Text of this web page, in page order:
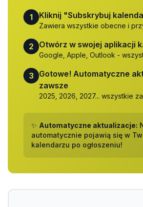
1 Kliknij "Subskrybuj
Zawiera wszystkie obecne i
2 Otwórz w swojej aplikacji
Google, Apple, Outlook -
3 Gotowe! Automatyczne
zawsze
2025, 2026, 2027... wszystkie
✨ Automatyczne aktualizacje:
automatycznie pojawią się w
kalendarzu po ogłoszeniu!